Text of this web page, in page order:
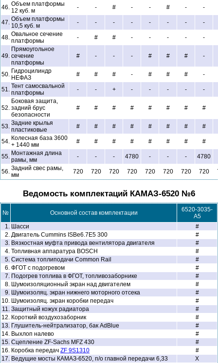
46. Объем платформы
12 куб. м
- - # - - # - -
47. Объем платформы
10,5 куб. м
- - - - - - - -
48. Овальное сечение
платформы
- # # - - - - -
49.
Прямоугольное
сечение
платформы
# - - - # # # -
50. Гидроцилиндр
НЕФАЗ
# # # - # # # -
51. Тент самосвальной
платформы
- - + - - - - -
52.
Боковая защита,
задний брус
безопасности
# # # # # # # #
53. Задние крылья
пластиковые
# # # # # # # #
54. Колесная база 3600
+ 1440 мм
# # # # # # # #
55. Монтажная длина
рамы, мм
- - - 4780 - - - 4780
56. Задний свес рамы,
мм
720 720 720 720 720 720 720 720
Ведомость комплектаций КАМАЗ-6520 №6
№ Основной состав комплектации
6520-3035-
A5
1. Шасси
#
2. Двигатель Cummins ISBe6.7Е5 300
#
3. Вязкостная муфта привода вентилятора двигателя
#
4. Топливная аппаратура BOSCH
#
5. Система топлиподачи Common Rail
#
6. ФГОТ с подогревом
#
7. Подогрев топлива в ФГОТ, топливозаборнике
#
8. Шумоизоляционный экран над двигателем
#
9. Шумоизоляц. экран нижнего моторного отсека
#
10. Шумоизоляц. экран коробки передач
#
11. Защитный кожух радиатора
#
12. Короткий воздухозаборник
#
13. Глушитель-нейтрализатор, бак AdBlue
#
14. Выхлоп налево
#
15. Сцепление ZF-Sachs MFZ 430
#
16. Коробка передач ZF 9S1310
#
17. Ведущие мосты КАМАЗ-6520, п/о главной передачи 6,33
Х